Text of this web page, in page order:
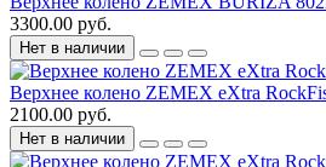
3300.00 руб.
Нет в наличии
Верхнее колено ZEMEX eXtra
2100.00 руб.
Нет в наличии